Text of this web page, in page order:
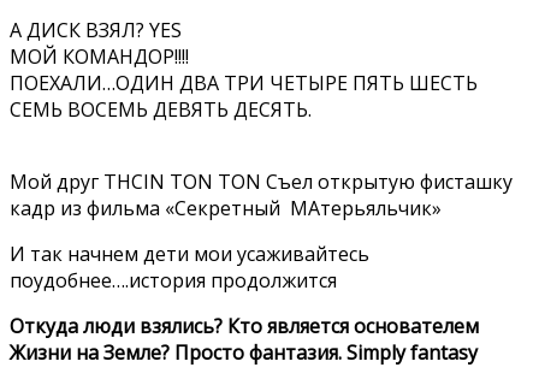
А ДИСК ВЗЯЛ? YES
МОЙ КОМАНДОР!!!!
ПОЕХАЛИ…ОДИН ДВА ТРИ ЧЕТЫРЕ ПЯТЬ ШЕСТЬ
СЕМЬ ВОСЕМЬ ДЕВЯТЬ ДЕСЯТЬ.
Мой друг THCIN TON TON Съел открытую фисташку
кадр из фильма «Секретный МАтерьяльчик»
И так начнем дети мои усаживайтесь
поудобнее….история продолжится
Откуда люди взялись? Кто является основателем
Жизни на Земле? Просто фантазия. Simply fantasy